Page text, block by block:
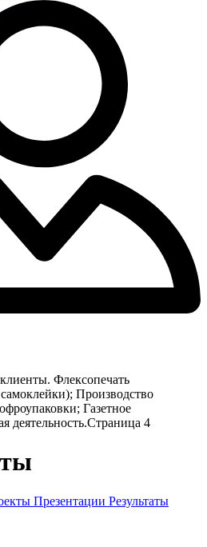
Флексопечать
Производство
Газетное
деятельность.Страница 4
Презентации Результаты